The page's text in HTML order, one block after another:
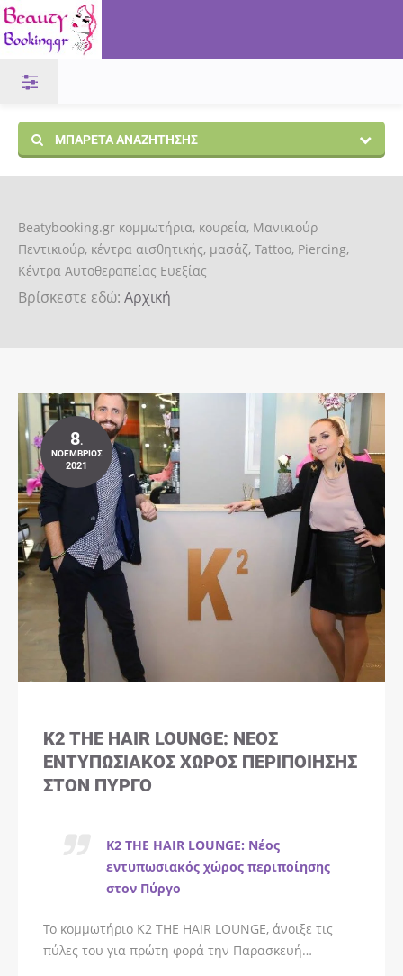
ΜΠΑΡΈΤΑ ΑΝΑΖΉΤΗΣΗΣ
Beatybooking.gr κομμωτήρια, κουρεία, Μανικιούρ
Πεντικιούρ, κέντρα αισθητικής, μασάζ, Tattoo, Piercing,
Κέντρα Αυτοθεραπείας Ευεξίας
Βρίσκεστε εδώ: Αρχική
8.
ΝΟΈΜΒΡΙΟΣ
2021
K2 THE HAIR LOUNGE: ΝΈΟΣ
ΕΝΤΥΠΩΣΙΑΚΌΣ ΧΏΡΟΣ ΠΕΡΙΠΟΊΗΣΗΣ
ΣΤΟΝ ΠΎΡΓΟ
K2 THE HAIR LOUNGE: Νέος
εντυπωσιακός χώρος περιποίησης
στον Πύργο
Το κομμωτήριο K2 THE HAIR LOUNGE, άνοιξε τις
πύλες του για πρώτη φορά την Παρασκευή…